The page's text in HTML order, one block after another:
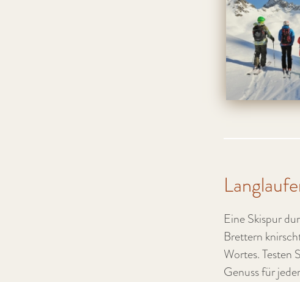
Eine Skispur
Brettern
Wortes. Testen
Genuss für